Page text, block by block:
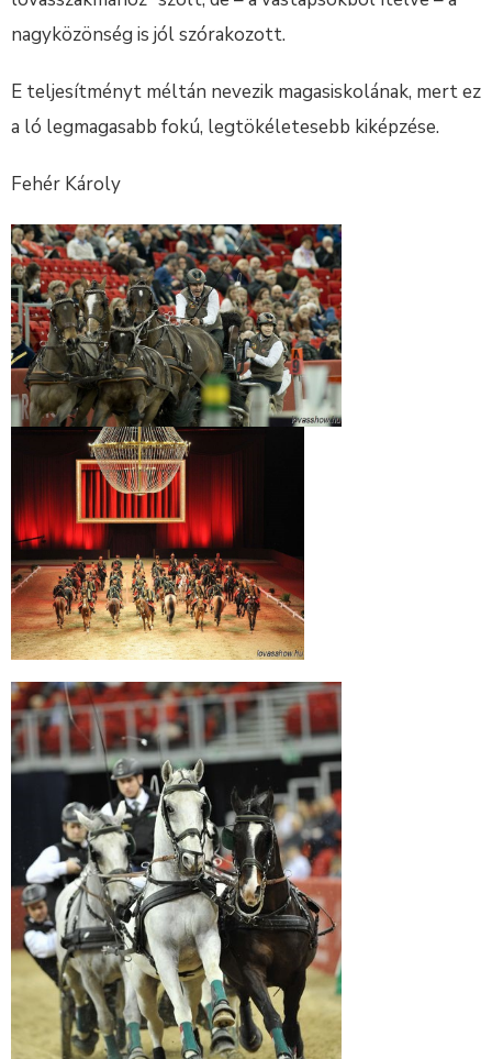
nagyközönség is jól szórakozott.
E teljesítményt méltán nevezik magasiskolának, mert ez
a ló legmagasabb fokú, legtökéletesebb kiképzése.
Fehér Károly